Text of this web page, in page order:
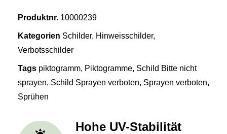
Produktnr. 10000239
Kategorien Schilder, Hinweisschilder,
Verbotsschilder
Tags piktogramm, Piktogramme, Schild Bitte nicht
sprayen, Schild Sprayen verboten, Sprayen verboten,
Sprühen
Hohe UV-Stabilität